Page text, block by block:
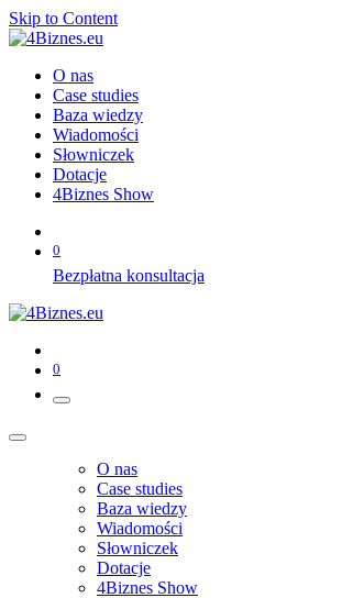
Skip to Content
O nas
Case studies
Baza wiedzy
Wiadomości
Słowniczek
Dotacje
4Biznes Show
0
Bezpłatna konsultacja
0
O nas
Case studies
Baza wiedzy
Wiadomości
Słowniczek
Dotacje
4Biznes Show